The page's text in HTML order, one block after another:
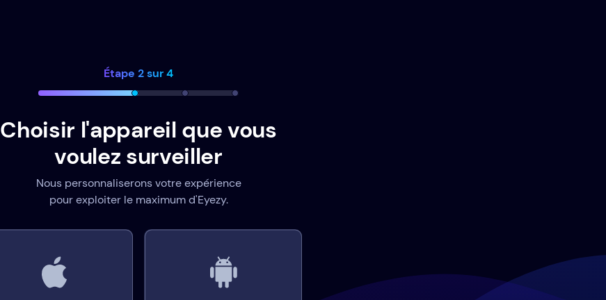
Étape 2 sur 4
Choisir l'appareil que vous
voulez surveiller
Nous personnaliserons votre expérience
pour exploiter le maximum d'Eyezy.